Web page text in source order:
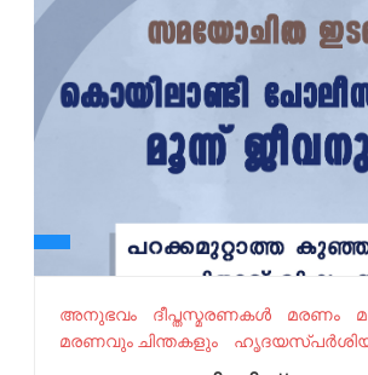
അനുഭവം ദീപ്തസ്മരണകള്‍ മരണം
മരണവും ചിന്തകളും